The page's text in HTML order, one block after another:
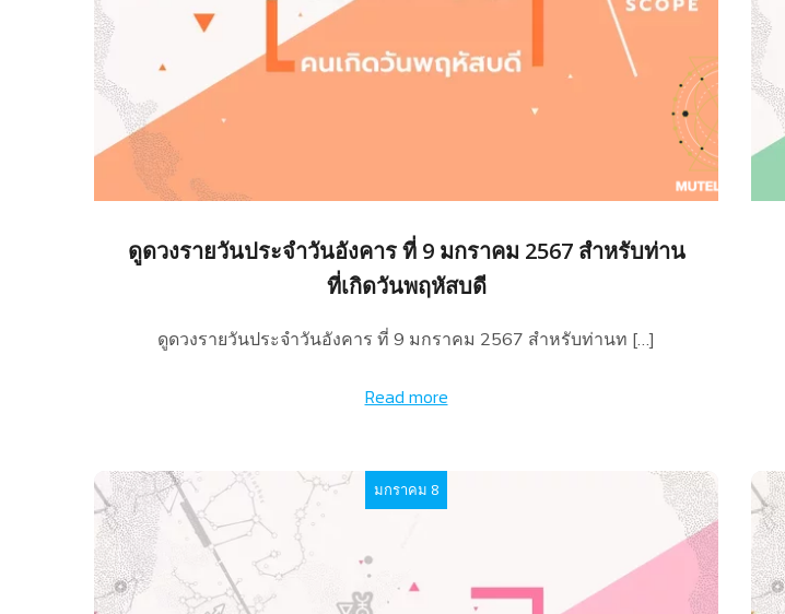
ดูดวงรายวันประจำวันอังคาร ที่ 9 มกราคม 2567 สำหรับท่าน
ที่เกิดวันพฤหัสบดี
ดูดวงรายวันประจำวันอังคาร ที่ 9 มกราคม 2567 สำหรับท่านท […]
Read more
มกราคม 8